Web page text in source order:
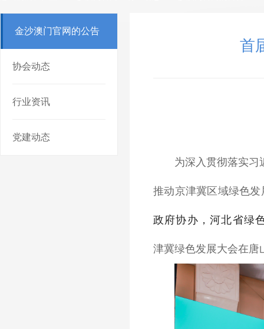
金沙澳门官网的公告
协会动态
行业资讯
党建动态
首
为深入贯彻落实习
推动京津冀区域绿色
政府协办，河北省绿
津冀绿色发展大会在唐